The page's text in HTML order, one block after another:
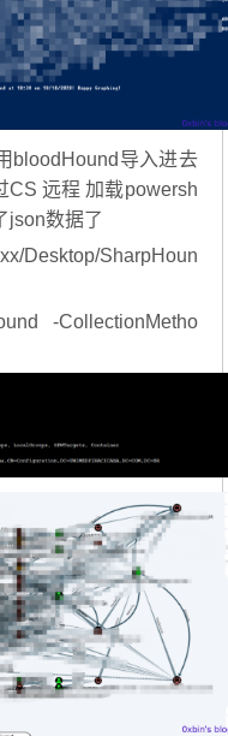
bloodHound导入进去
CS 远程 加载powersh
json数据了
Desktop/SharpHoun
-CollectionMetho